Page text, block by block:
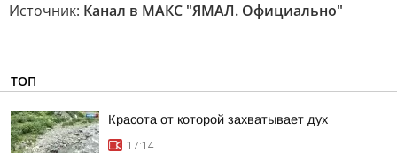
Источник: Канал в МАКС "ЯМАЛ. Официально"
ТОП
Красота от которой захватывает дух
17:14